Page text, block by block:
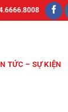
TỨC – SỰ KIỆN